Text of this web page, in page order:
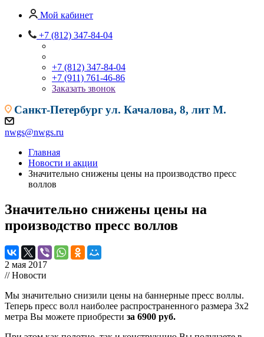
Мой кабинет
+7 (812) 347-84-04
+7 (812) 347-84-04
+7 (911) 761-46-86
Заказать звонок
Санкт-Петербургул. Качалова, 8, лит М.
nwgs@nwgs.ru
Главная
Новости и акции
Значительно снижены цены на производство пресс
воллов
Значительно снижены цены на
производство пресс воллов
2 мая 2017
// Новости
Мы значительно снизили цены на баннерные пресс воллы.
Теперь пресс волл наиболее распространенного размера 3х2
метра Вы можете приобрести за 6900 руб.